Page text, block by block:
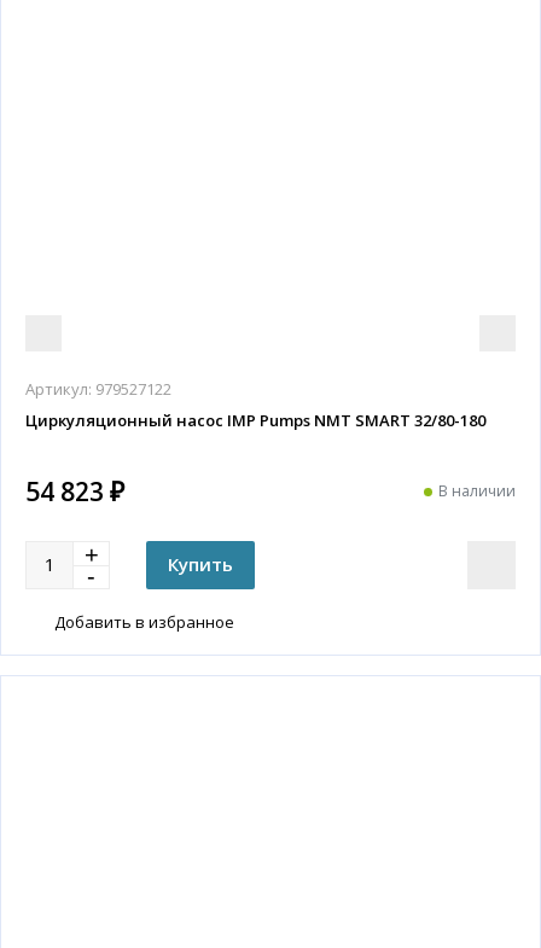
Артикул: 979527122
Циркуляционный насос IMP Pumps NMT SMART 32/80-180
54 823 ₽ В наличии
Добавить в избранное